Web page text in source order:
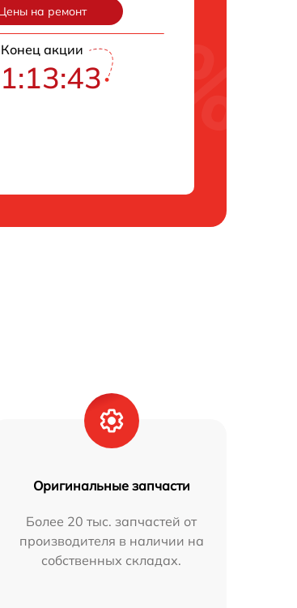
на ремонт
Конец акции
Оригинальные запчасти
Более 20 тыс. запчастей от
производителя в наличии на
собственных складах.